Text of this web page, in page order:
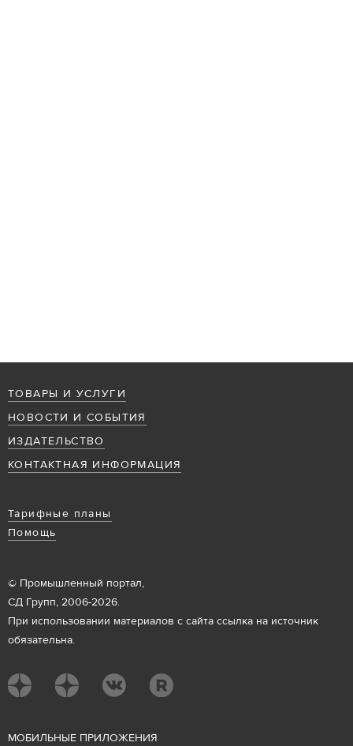
ТОВАРЫ И УСЛУГИ
НОВОСТИ И СОБЫТИЯ
ИЗДАТЕЛЬСТВО
КОНТАКТНАЯ ИНФОРМАЦИЯ
Тарифные планы
Помощь
© Промышленный портал,
СД Групп, 2006-2026.
При использовании материалов с сайта ссылка на источник
обязательна.
МОБИЛЬНЫЕ ПРИЛОЖЕНИЯ